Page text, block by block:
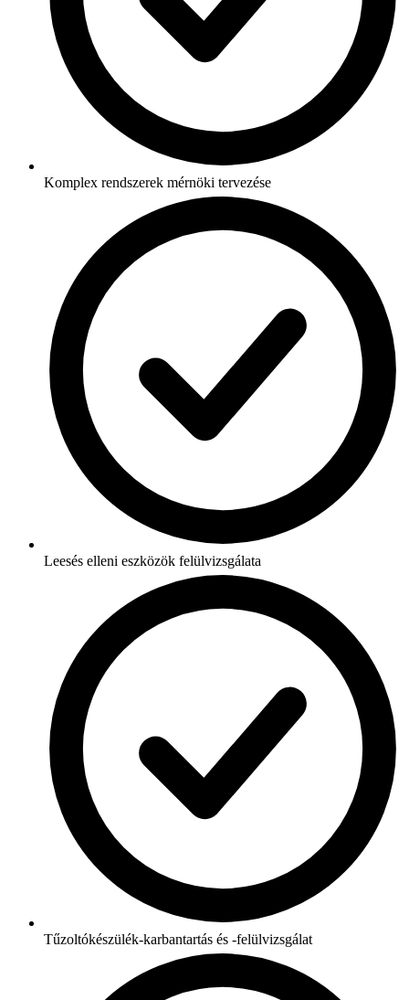
Komplex rendszerek mérnöki tervezése
Leesés elleni eszközök felülvizsgálata
Tűzoltókészülék-karbantartás és -felülvizsgálat